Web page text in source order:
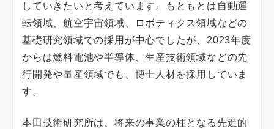
していきたいと考えています。もともとは自動運
転領域、航空宇宙領域、ロボティクス領域などの
基礎研究領域での採用が中心でしたが、2023年度
からは燃料電池や半導体、生産技術領域などの先
行開発や量産領域でも、博士人材を採用していま
す。
本田技術研究所は、将来の事業の柱となる先進的